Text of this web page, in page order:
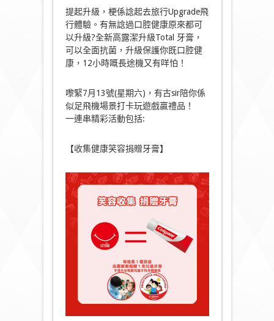
提起升級，梗係諗起去旅行Upgrade飛
行體驗。有無諗過口腔健康原來都可
以升級?全新高露潔升級Total 牙膏，
可以全面抗菌，升級保護你既口腔健
康，12小時嘅長途機又有咩怕！
嚟緊7月13號(星期六)，有古sir陪你係
似足飛機場景打卡玩遊戲贏禮品！
一連串精彩活動包括:
【收集健康笑容捐贈牙膏】